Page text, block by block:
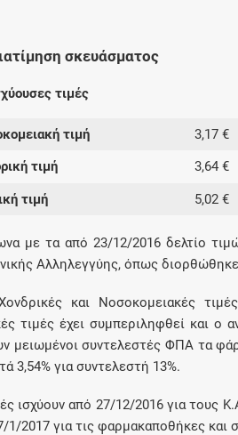
σκευάσματος
τιμές
τιμή 3,17 €
τιμή 3,64 €
τιμή 5,02 €
με τα από 23/12/2016 δελτίο
Αλληλεγγύης, όπως
και Νοσοκομειακές
τιμές έχει συμπεριληφθεί και
μειωμένοι συντελεστές ΦΠΑ τα
3,54% για συντελεστή 13%.
ισχύουν από 27/12/2016 για τους
1/2017 για τις φαρμακαποθήκες και